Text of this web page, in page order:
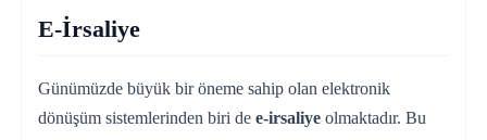
E-İrsaliye
Günümüzde büyük bir öneme sahip olan elektronik
dönüşüm sistemlerinden biri de e-irsaliyeolmaktadır. Bu